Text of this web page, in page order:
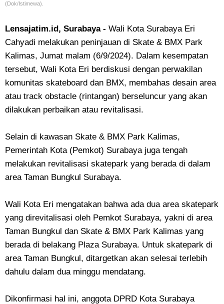
(Dok/Istimewa).
Lensajatim.id, Surabaya - Wali Kota Surabaya Eri
Cahyadi melakukan peninjauan di Skate & BMX Park
Kalimas, Jumat malam (6/9/2024). Dalam kesempatan
tersebut, Wali Kota Eri berdiskusi dengan perwakilan
komunitas skateboard dan BMX, membahas desain area
atau track obstacle (rintangan) berseluncur yang akan
dilakukan perbaikan atau revitalisasi.
Selain di kawasan Skate & BMX Park Kalimas,
Pemerintah Kota (Pemkot) Surabaya juga tengah
melakukan revitalisasi skatepark yang berada di dalam
area Taman Bungkul Surabaya.
Wali Kota Eri mengatakan bahwa ada dua area skatepark
yang direvitalisasi oleh Pemkot Surabaya, yakni di area
Taman Bungkul dan Skate & BMX Park Kalimas yang
berada di belakang Plaza Surabaya. Untuk skatepark di
area Taman Bungkul, ditargetkan akan selesai terlebih
dahulu dalam dua minggu mendatang.
Dikonfirmasi hal ini, anggota DPRD Kota Surabaya